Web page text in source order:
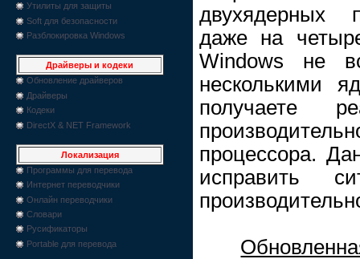
Утилиты для защиты
Soft для безопасности
Разблокировка Windows
Драйверы и кодеки
Обновление драйверов
Драйверы
Кодеки
DirectX & NET Framework
Локализация
Программы для перевода
Интернет переводчики
Онлайн переводчики
Словари
Русификаторы
Portable для перевода
двухядерных
даже на
Windows не
несколькими
получаете
процессора.
исправить